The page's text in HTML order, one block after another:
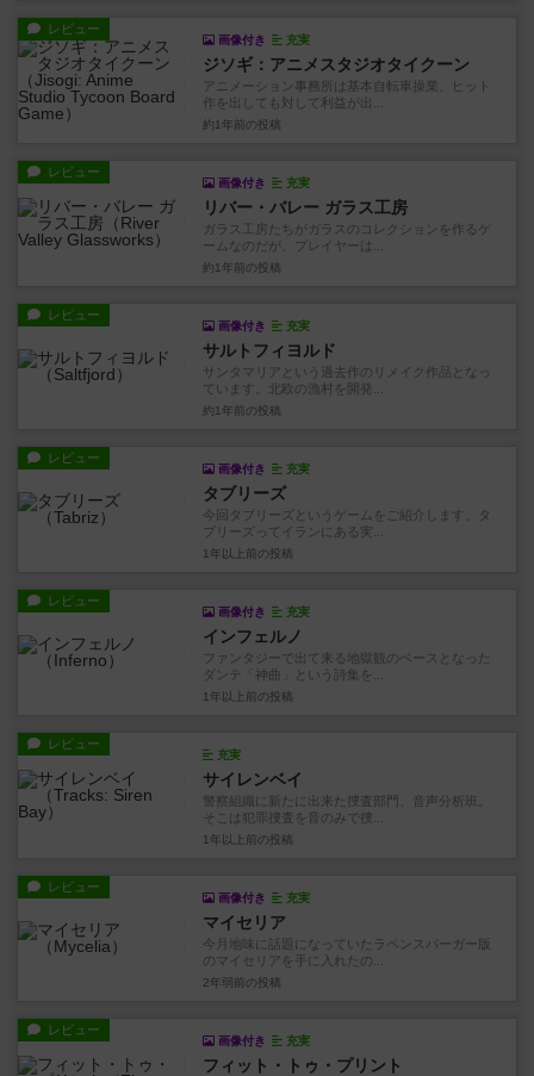
レビュー
画像付き 充実
ジソギ：アニメスタジオタイクーン
アニメーション事務所は基本自転車操業、ヒット
作を出しても対して利益が出...
約1年前 の投稿
レビュー
画像付き 充実
リバー・バレー ガラス工房
ガラス工房たちがガラスのコレクションを作るゲ
ームなのだが、プレイヤーは...
約1年前 の投稿
レビュー
画像付き 充実
サルトフィヨルド
サンタマリアという過去作のリメイク作品となっ
ています。北欧の漁村を開発...
約1年前 の投稿
レビュー
画像付き 充実
タブリーズ
今回タブリーズというゲームをご紹介します。タ
ブリーズってイランにある実...
1年以上前 の投稿
レビュー
画像付き 充実
インフェルノ
ファンタジーで出て来る地獄観のベースとなった
ダンテ「神曲」という詩集を...
1年以上前 の投稿
レビュー
充実
サイレンベイ
警察組織に新たに出来た捜査部門、音声分析班。
そこは犯罪捜査を音のみで捜...
1年以上前 の投稿
レビュー
画像付き 充実
マイセリア
今月地味に話題になっていたラペンスバーガー版
のマイセリアを手に入れたの...
2年弱前 の投稿
レビュー
画像付き 充実
フィット・トゥ・プリント